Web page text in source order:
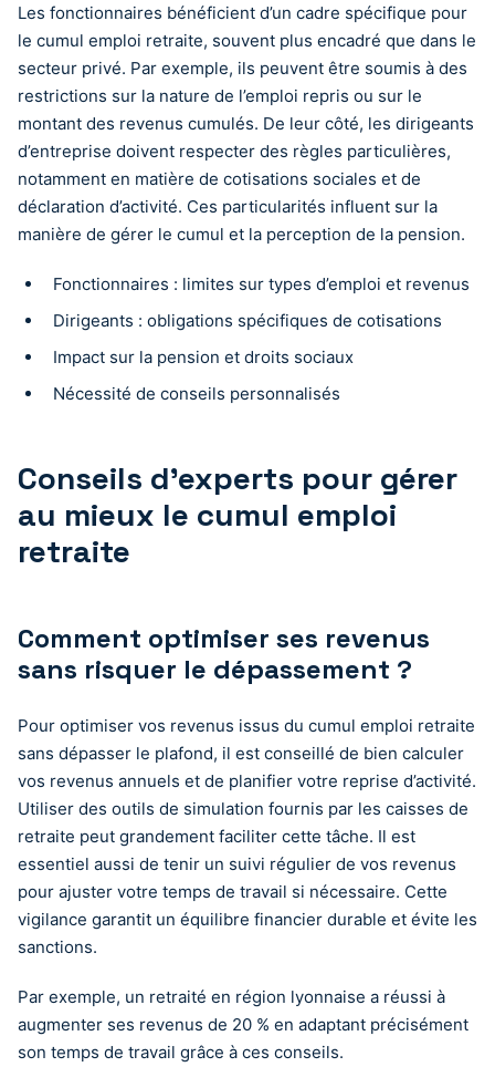
Les fonctionnaires bénéficient d’un cadre spécifique pour
le cumul emploi retraite, souvent plus encadré que dans le
secteur privé. Par exemple, ils peuvent être soumis à des
restrictions sur la nature de l’emploi repris ou sur le
montant des revenus cumulés. De leur côté, les dirigeants
d’entreprise doivent respecter des règles particulières,
notamment en matière de cotisations sociales et de
déclaration d’activité. Ces particularités influent sur la
manière de gérer le cumul et la perception de la pension.
Fonctionnaires : limites sur types d’emploi et revenus
Dirigeants : obligations spécifiques de cotisations
Impact sur la pension et droits sociaux
Nécessité de conseils personnalisés
Conseils d’experts pour gérer
au mieux le cumul emploi
retraite
Comment optimiser ses revenus
sans risquer le dépassement ?
Pour optimiser vos revenus issus du cumul emploi retraite
sans dépasser le plafond, il est conseillé de bien calculer
vos revenus annuels et de planifier votre reprise d’activité.
Utiliser des outils de simulation fournis par les caisses de
retraite peut grandement faciliter cette tâche. Il est
essentiel aussi de tenir un suivi régulier de vos revenus
pour ajuster votre temps de travail si nécessaire. Cette
vigilance garantit un équilibre financier durable et évite les
sanctions.
Par exemple, un retraité en région lyonnaise a réussi à
augmenter ses revenus de 20 % en adaptant précisément
son temps de travail grâce à ces conseils.